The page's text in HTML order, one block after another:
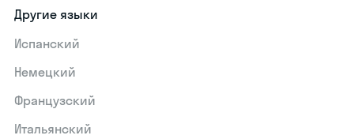
Другие языки
Испанский
Немецкий
Французский
Итальянский